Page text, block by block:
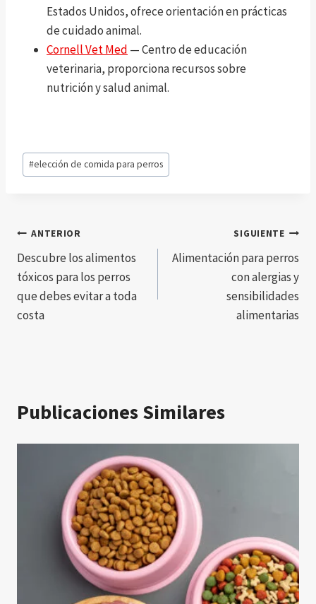
Estados Unidos, ofrece orientación en prácticas
de cuidado animal.
Cornell Vet Med — Centro de educación
veterinaria, proporciona recursos sobre
nutrición y salud animal.
Etiquetas
de
#elección de comida para perros
Navegación
de
entradas
ANTERIOR
Descubre los alimentos
tóxicos para los perros
que debes evitar a toda
costa
SIGUIENTE
Alimentación para perros
con alergias y
sensibilidades
alimentarias
Publicaciones Similares